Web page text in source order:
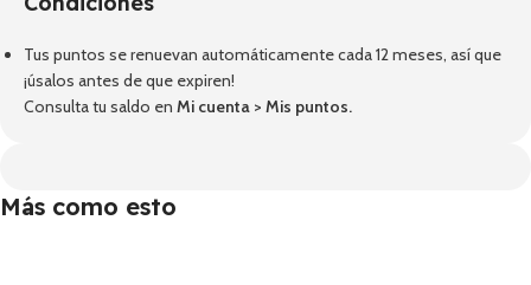
Tus puntos se renuevan automáticamente cada 12 meses, así que
¡úsalos antes de que expiren!
Consulta tu saldo en Mi cuenta > Mis puntos.
Más como esto